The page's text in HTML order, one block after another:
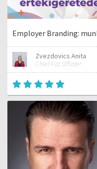
Employer Branding:
Zvezdovics Anita
Chief Fizz Offizzer